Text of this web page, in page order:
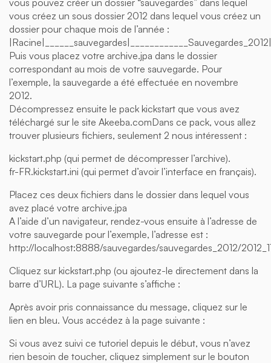
vous pouvez créer un dossier “sauvegardes” dans lequel
vous créez un sous dossier 2012 dans lequel vous créez un
dossier pour chaque mois de l’année :
Puis vous placez votre archive.jpa dans le dossier
correspondant au mois de votre sauvegarde. Pour
l’exemple, la sauvegarde a été effectuée en novembre
2012.
Décompressez ensuite le pack kickstart que vous avez
téléchargé sur le site Akeeba.comDans ce pack, vous allez
trouver plusieurs fichiers, seulement 2 nous intéressent :
kickstart.php (qui permet de décompresser l’archive).
fr-FR.kickstart.ini (qui permet d’avoir l’interface en français).
Placez ces deux fichiers dans le dossier dans lequel vous
avez placé votre archive.jpa
A l’aide d’un navigateur, rendez-vous ensuite à l’adresse de
votre sauvegarde pour l’exemple, l’adresse est :
http://localhost:8888/sauvegardes/sauvegardes_2012/
Cliquez sur kickstart.php (ou ajoutez-le directement dans la
barre d’URL). La page suivante s’affiche :
Après avoir pris connaissance du message, cliquez sur le
lien en bleu. Vous accédez à la page suivante :
Si vous avez suivi ce tutoriel depuis le début, vous n’avez
rien besoin de toucher, cliquez simplement sur le bouton